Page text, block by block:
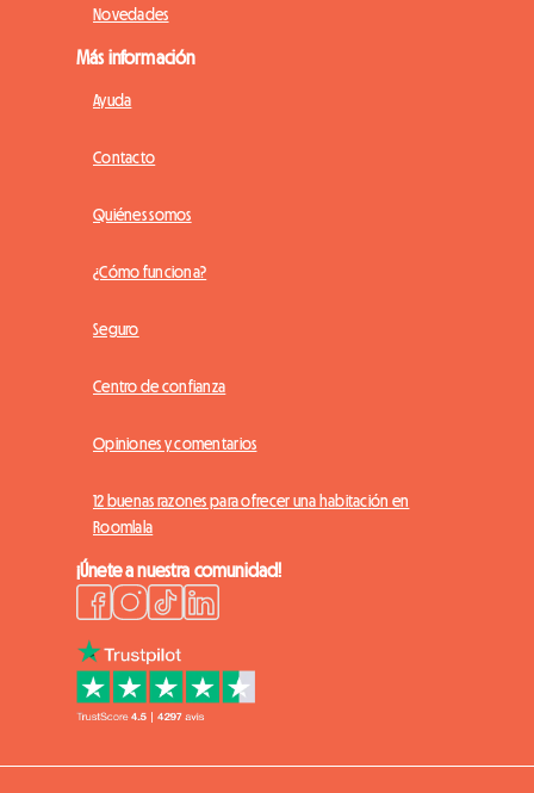
Novedades
Más información
Ayuda
Contacto
Quiénes somos
¿Cómo funciona?
Seguro
Centro de confianza
Opiniones y comentarios
12 buenas razones para ofrecer una habitación en
Roomlala
¡Únete a nuestra comunidad!